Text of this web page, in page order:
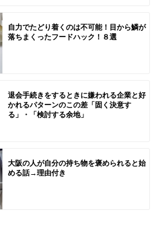
自力でたどり着くのは不可能！目から鱗が
落ちまくったフードハック！８選
退会手続きをするときに嫌われる企業と好
かれるパターンのこの差「固く決意す
る」・「検討する余地」
大阪の人が自分の持ち物を褒められると始
める話→理由付き